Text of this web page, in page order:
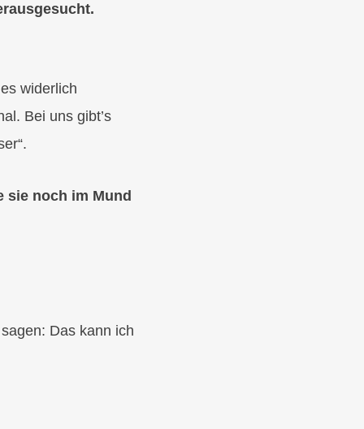
widerlich
Bei uns gibt’s
sie noch im Mund
Das kann ich